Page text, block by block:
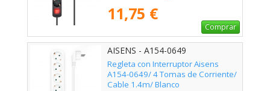
11,75 €
Comprar
AISENS - A154-0649
Regleta con Interruptor Aisens
A154-0649/ 4 Tomas de Corriente/
Cable 1.4m/ Blanco